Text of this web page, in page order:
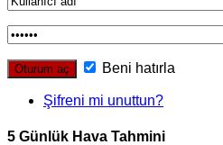
Beni hatırla
Şifreni mi unuttun?
5 Günlük Hava Tahmini